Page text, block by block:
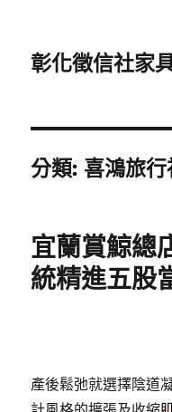
彰化徵信社家
分類: 喜鴻旅行
宜蘭賞鯨總
統精進五股
產後鬆弛就選擇陰道